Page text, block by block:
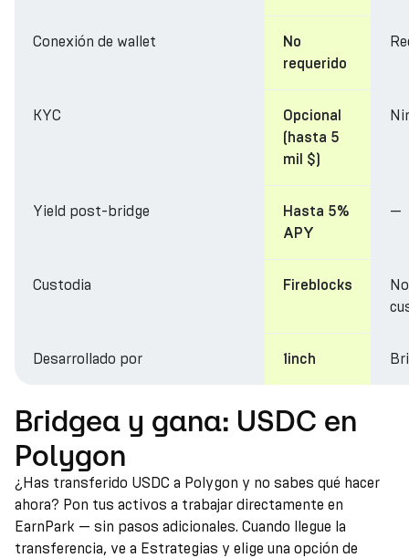
Conexión de wallet
No
requerido
KYC
Opcional
(hasta 5
mil $)
Yield post-bridge
Hasta 5%
APY
—
Custodia Fireblocks
Desarrollado por 1inch
Bridgea y gana: USDC en
Polygon
¿Has transferido USDC a Polygon y no sabes qué hacer
ahora? Pon tus activos a trabajar directamente en
EarnPark — sin pasos adicionales. Cuando llegue la
transferencia, ve a Estrategias y elige una opción de